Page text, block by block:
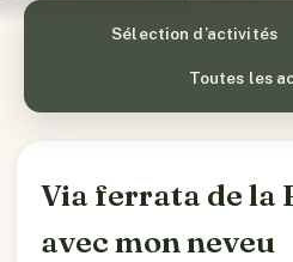
Sélection d’activités
Toutes les
Via ferrata de la
avec mon neveu